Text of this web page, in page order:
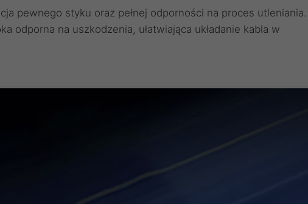
pewnego styku oraz pełnej odporności na proces utleniania.
odporna na uszkodzenia, ułatwiająca układanie kabla w